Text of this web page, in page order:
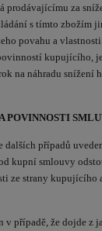
prodávajícímu za
s tímto zbožím
povahu a
kupujícího,
na náhradu snížení
POVINNOSTI
dalších případů
kupní smlouvy
ze strany kupujícího
v případě, že dojde z